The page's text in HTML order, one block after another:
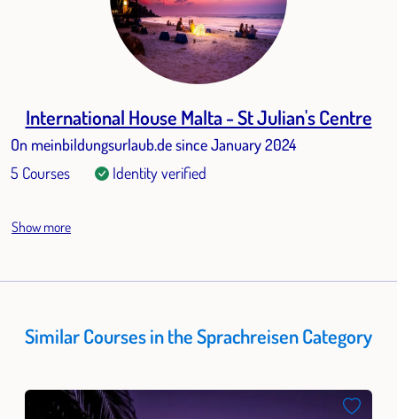
International House Malta - St Julian's Centre
On meinbildungsurlaub.de since January 2024
5 Courses
Identity verified
Show more
Similar Courses in the Sprachreisen Category